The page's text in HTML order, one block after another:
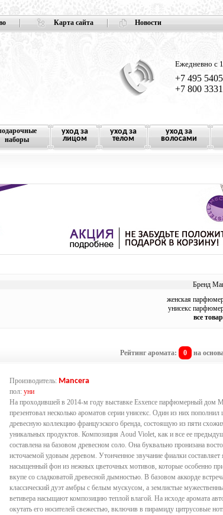
Карта сайта Новости
Ежедневно с
+7 495
+7 800
наборы
уход за
лицом
уход за
телом
уход за
волосами
Бренд
женская
унисекс
все
Рейтинг аромата: 0 на
Производитель: Mancera
пол: уни
На проходившей в 2014-м году выставке Esxence парфюмерный дом
презентовал несколько ароматов серии унисекс. Один из них пополнил
древесную коллекцию французского бренда, состоящую из пяти
уникальных продуктов. Композиция Aoud Violet, как и все ее
составлена на базовом древесном соло. Она буквально пронизана
источаемой удовым деревом. Утонченное звучание фиалки составляет
насыщенный фон из нежных цветочных мотивов, которые особенно
вкупе со сладковатой древесной дымностью. В базовом аккорде
классический дуэт амбры с белым мускусом, а землистые
ветивера насыщают композицию теплой влагой. На исходе аромата
окутать его носителей свежестью, включив в пирамиду цитрусовые